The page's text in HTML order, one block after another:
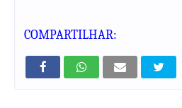
COMPARTILHAR: